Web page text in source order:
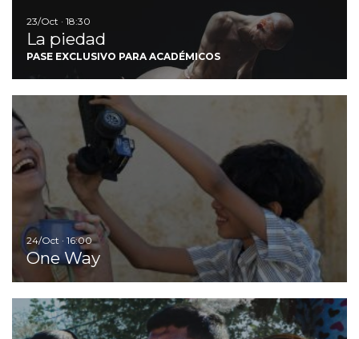
23/Oct · 18:30
La piedad
PASE EXCLUSIVO PARA ACADÉMICOS
24/Oct · 16:00
One Way